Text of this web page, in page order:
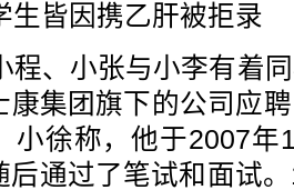
皆因携乙肝被拒录
、小张与小李有着同
康集团旗下的公司应
小徐称，他于2007年
后通过了笔试和面试